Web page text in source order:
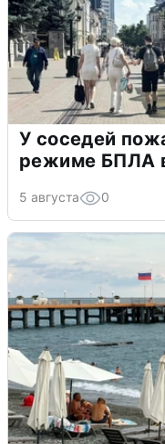
У соседей
режиме БПЛА
5 августа 0